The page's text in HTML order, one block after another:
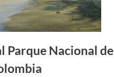
Parque Nacional de